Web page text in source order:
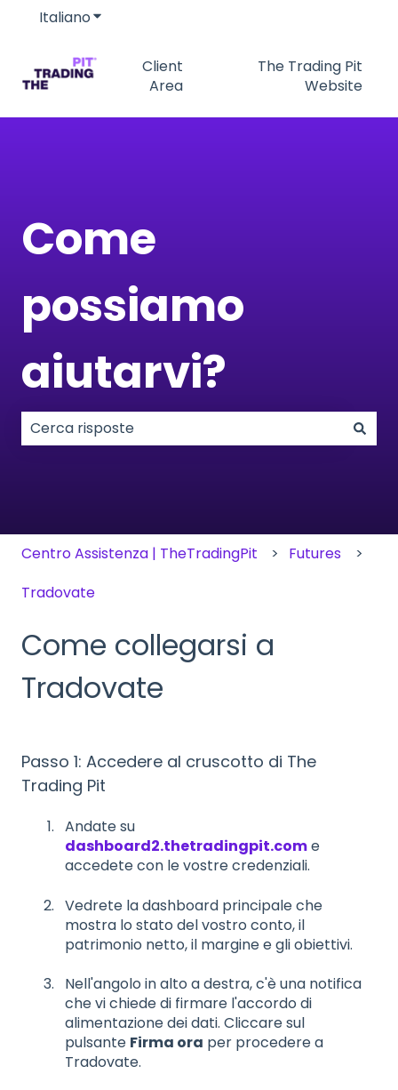
ItalianoMostra sottomenu per le traduzioni
Client
Area
The Trading Pit
Website
Come
possiamo
aiutarvi?
Centro Assistenza | TheTradingPit
Futures
Tradovate
Come collegarsi a
Tradovate
Passo 1: Accedere al cruscotto di The
Trading Pit
Andate su
dashboard2.thetradingpit.come
accedete con le vostre credenziali.
Vedrete la dashboard principale che
mostra lo stato del vostro conto, il
patrimonio netto, il margine e gli obiettivi.
Nell'angolo in alto a destra, c'è una notifica
che vi chiede di firmare l'accordo di
alimentazione dei dati. Cliccare sul
pulsante Firma ora per procedere a
Tradovate.